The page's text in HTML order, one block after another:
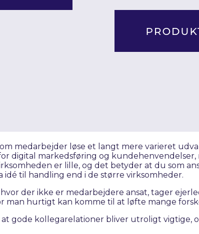
medarbejder løse et langt mere varieret
digital markedsføring og
er lille, og det betyder at du som
til handling end i de større virksomheder.
der ikke er medarbejdere ansat, tager
hurtigt kan komme til at løfte mange
gode kollegarelationer bliver utroligt vigtige,